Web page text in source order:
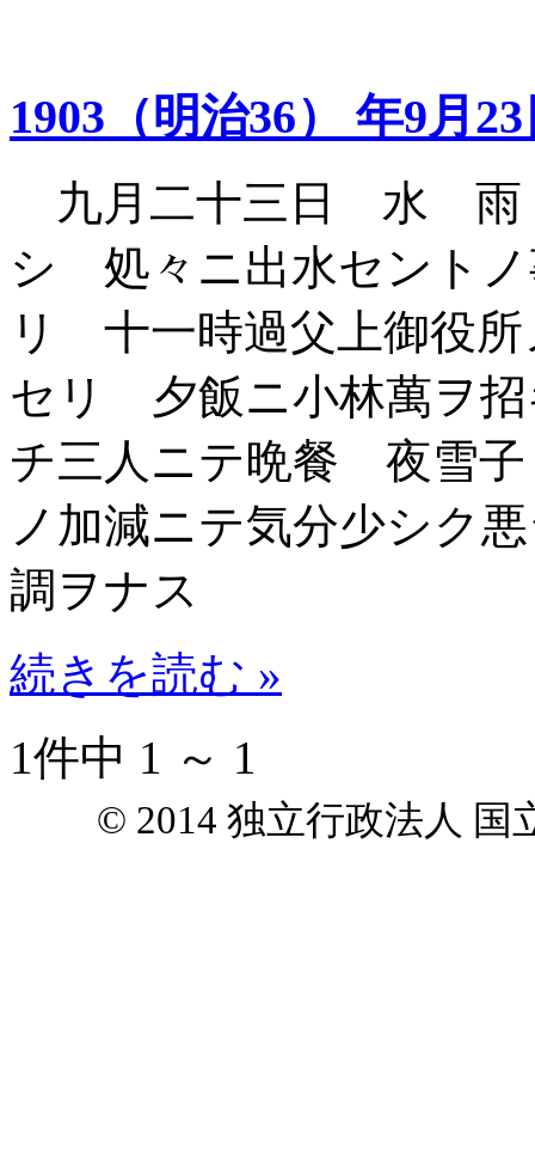
1903（明治36） 年9月
九月二十三日 水 雨
シ 処々ニ出水セント
リ 十一時過父上御役所
セリ 夕飯ニ小林萬ヲ招
チ三人ニテ晩餐 夜雪
ノ加減ニテ気分少シク
調ヲナス
続きを読む »
1件中 1 ～ 1
© 2014 独立行政法人 国